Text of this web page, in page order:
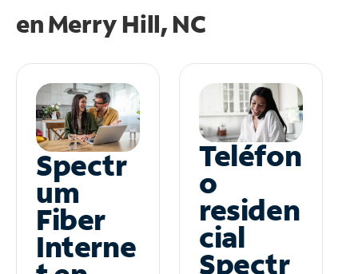
enMerry Hill, NC
Spectr
um
Fiber
Interne
Teléfon
o
residen
cial
Spectr